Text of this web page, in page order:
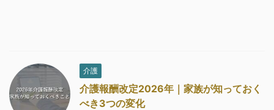
介護
介護報酬改定2026年｜家族が知っておく
べき3つの変化